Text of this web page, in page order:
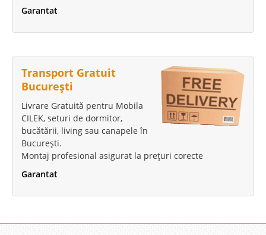
Garantat
Transport Gratuit
București
Livrare Gratuită pentru Mobila
CILEK, seturi de dormitor,
bucătării, living sau canapele în
București.
Montaj profesional asigurat la prețuri corecte
Garantat